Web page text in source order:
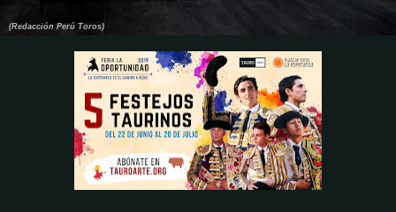
(Redacción Perú Toros)